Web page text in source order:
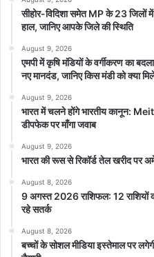
सीहोर-विदिशा समेत MP के 23
हाल, जानिए आपके जिले की स्थिति
August 9, 2026
एमपी में कृषि मंडियों के वर्गीकरण का
नए मानदंड, जानिए किस मंडी को क्या
August 9, 2026
भारत में चलने होंगे भारतीय कानून:
डीपफेक पर माँगा जवाब
August 9, 2026
भारत की रूस से रिकॉर्ड तेल खरीद पर
August 8, 2026
9 अगस्त 2026 राशिफल: 12 राशियों
रहे सतर्क
August 8, 2026
बच्चों के सोशल मीडिया इस्तेमाल पर